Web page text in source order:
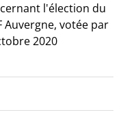
l'élection du
Auvergne, votée par
2020